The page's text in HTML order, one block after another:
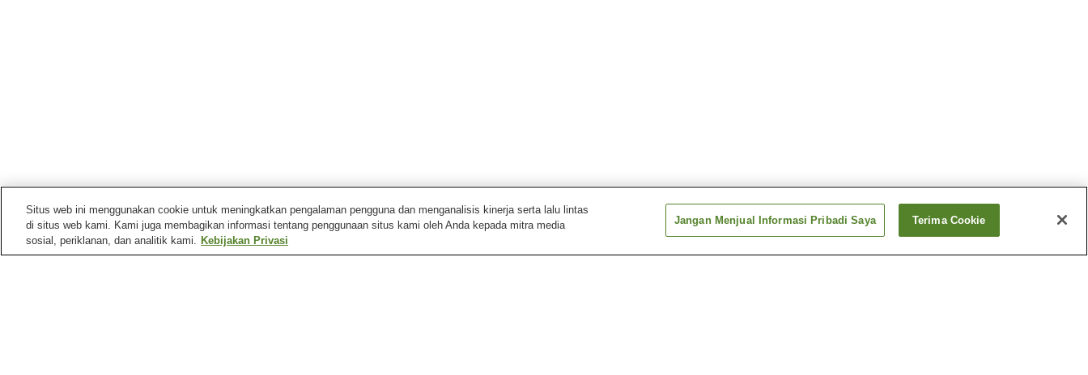
Kota Yukuhashi
Situs web ini menggunakan cookie untuk meningkatkan pengalaman pengguna dan menganalisis kinerja serta lalu lintas
di situs web kami. Kami juga membagikan informasi tentang penggunaan situs kami oleh Anda kepada mitra media
sosial, periklanan, dan analitik kami. Kebijakan Privasi
Jangan Menjual Informasi Pribadi Saya Terima Cookie